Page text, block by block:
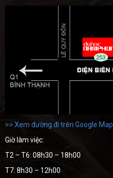
>> Xem đường đi trên Google Map
Giờ làm việc:
T2 – T6: 08h30 – 18h00
T7: 8h30 – 12h00